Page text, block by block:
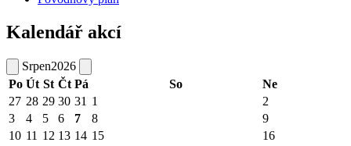
Kalendář akcí
Srpen2026
Po Út St Čt Pá So
Ne
27 28 29 30 31 1
2
3
4 5 6 7 8
9
10 11 12 13 14 15 16